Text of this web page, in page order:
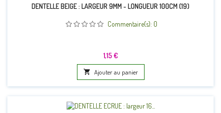
DENTELLE BEIGE : LARGEUR 9MM - LONGUEUR 100CM (19)
Commentaire(s): 0
Prix
1,15 €
 Ajouter au panier